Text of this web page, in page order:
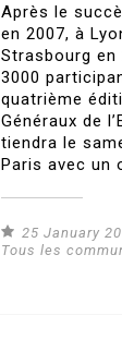
Après le
en 2007, à
Strasbourg en
3000
quatrième
Généraux de
tiendra le
Paris avec
25 January
Tous les